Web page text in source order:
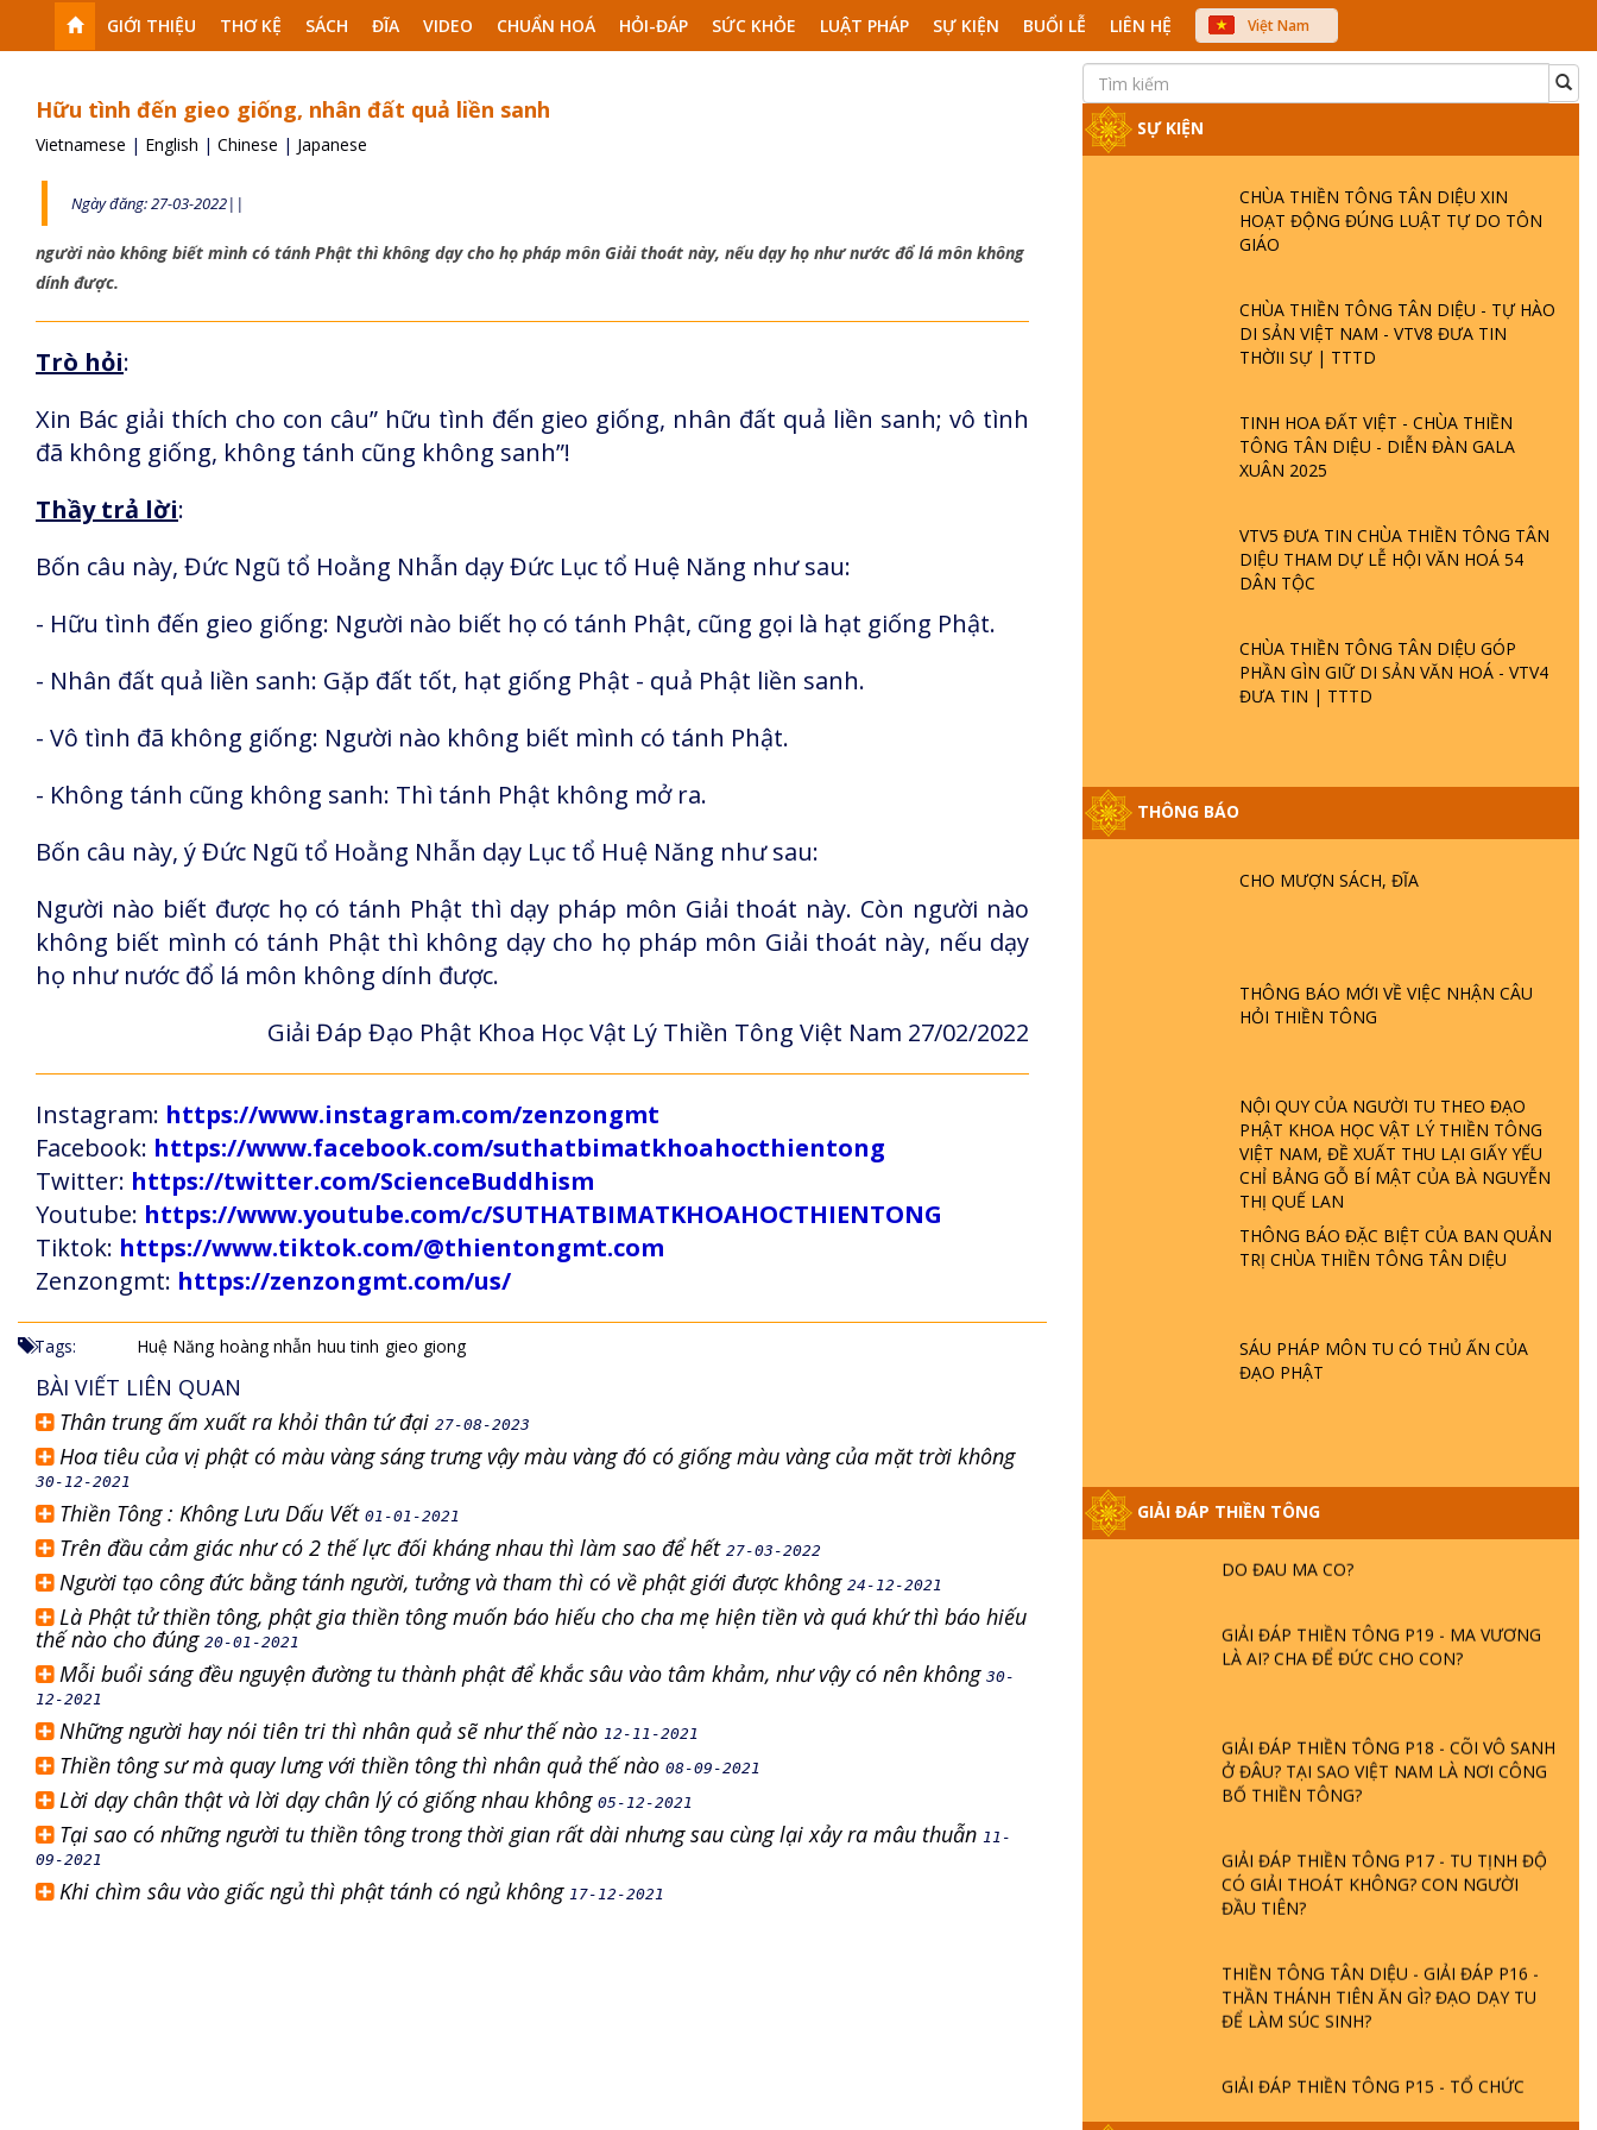
GIỚI THIỆU THƠ KỆ SÁCH ĐĨA VIDEO CHUẨN HOÁ HỎI-ĐÁP SỨC KHỎE LUẬT PHÁP SỰ KIỆN BUỔI LỄ LIÊN HỆ
Việt Nam
中文
Hữu tình đến gieo giống, nhân đất quả liền sanh
Vietnamese | English | Chinese | Japanese
Ngày đăng: 27-03-2022||
người nào không biết mình có tánh Phật thì không dạy cho họ pháp môn Giải thoát này, nếu dạy họ như nước đổ lá môn không
dính được.
Trò hỏi:
Xin Bác giải thích cho con câu” hữu tình đến gieo giống, nhân đất quả liền sanh; vô tình
đã không giống, không tánh cũng không sanh”!
Thầy trả lời:
Bốn câu này, Đức Ngũ tổ Hoằng Nhẫn dạy Đức Lục tổ Huệ Năng như sau:
- Hữu tình đến gieo giống: Người nào biết họ có tánh Phật, cũng gọi là hạt giống Phật.
- Nhân đất quả liền sanh: Gặp đất tốt, hạt giống Phật - quả Phật liền sanh.
- Vô tình đã không giống: Người nào không biết mình có tánh Phật.
- Không tánh cũng không sanh: Thì tánh Phật không mở ra.
Bốn câu này, ý Đức Ngũ tổ Hoằng Nhẫn dạy Lục tổ Huệ Năng như sau:
Người nào biết được họ có tánh Phật thì dạy pháp môn Giải thoát này. Còn người nào
không biết mình có tánh Phật thì không dạy cho họ pháp môn Giải thoát này, nếu dạy
họ như nước đổ lá môn không dính được.
Giải Đáp Đạo Phật Khoa Học Vật Lý Thiền Tông Việt Nam 27/02/2022
Instagram: https://www.instagram.com/zenzongmt
Facebook: https://www.facebook.com/suthatbimatkhoahocthientong
Twitter: https://twitter.com/ScienceBuddhism
Youtube: https://www.youtube.com/c/SUTHATBIMATKHOAHOCTHIENTONG
Tiktok: https://www.tiktok.com/@thientongmt.com
Zenzongmt: https://zenzongmt.com/us/
Tags: Huệ Năng hoàng nhẫn huu tinh gieo giong
BÀI VIẾT LIÊN QUAN
Thân trung ấm xuất ra khỏi thân tứ đại 27-08-2023
Hoa tiêu của vị phật có màu vàng sáng trưng vậy màu vàng đó có giống màu vàng của mặt trời không
30-12-2021
Thiền Tông : Không Lưu Dấu Vết 01-01-2021
Trên đầu cảm giác như có 2 thế lực đối kháng nhau thì làm sao để hết 27-03-2022
Người tạo công đức bằng tánh người, tưởng và tham thì có về phật giới được không 24-12-2021
Là Phật tử thiền tông, phật gia thiền tông muốn báo hiếu cho cha mẹ hiện tiền và quá khứ thì báo hiếu
thế nào cho đúng 20-01-2021
Mỗi buổi sáng đều nguyện đường tu thành phật để khắc sâu vào tâm khảm, như vậy có nên không 30-
12-2021
Những người hay nói tiên tri thì nhân quả sẽ như thế nào 12-11-2021
Thiền tông sư mà quay lưng với thiền tông thì nhân quả thế nào 08-09-2021
Lời dạy chân thật và lời dạy chân lý có giống nhau không 05-12-2021
Tại sao có những người tu thiền tông trong thời gian rất dài nhưng sau cùng lại xảy ra mâu thuẫn 11-
09-2021
Khi chìm sâu vào giấc ngủ thì phật tánh có ngủ không 17-12-2021
SỰ KIỆN
CHÙA THIỀN TÔNG TÂN DIỆU XIN
HOẠT ĐỘNG ĐÚNG LUẬT TỰ DO TÔN
GIÁO
CHÙA THIỀN TÔNG TÂN DIỆU - TỰ HÀO
DI SẢN VIỆT NAM - VTV8 ĐƯA TIN
THỜII SỰ | TTTD
TINH HOA ĐẤT VIỆT - CHÙA THIỀN
TÔNG TÂN DIỆU - DIỄN ĐÀN GALA
XUÂN 2025
VTV5 ĐƯA TIN CHÙA THIỀN TÔNG TÂN
DIỆU THAM DỰ LỄ HỘI VĂN HOÁ 54
DÂN TỘC
CHÙA THIỀN TÔNG TÂN DIỆU GÓP
PHẦN GÌN GIỮ DI SẢN VĂN HOÁ - VTV4
ĐƯA TIN | TTTD
THÔNG BÁO
CHO MƯỢN SÁCH, ĐĨA
THÔNG BÁO MỚI VỀ VIỆC NHẬN CÂU
HỎI THIỀN TÔNG
NỘI QUY CỦA NGƯỜI TU THEO ĐẠO
PHẬT KHOA HỌC VẬT LÝ THIỀN TÔNG
VIỆT NAM, ĐỀ XUẤT THU LẠI GIẤY YẾU
CHỈ BẢNG GỖ BÍ MẬT CỦA BÀ NGUYỄN
THỊ QUẾ LAN
THÔNG BÁO ĐẶC BIỆT CỦA BAN QUẢN
TRỊ CHÙA THIỀN TÔNG TÂN DIỆU
SÁU PHÁP MÔN TU CÓ THỦ ẤN CỦA
ĐẠO PHẬT
GIẢI ĐÁP THIỀN TÔNG
HỘI GÌ? TỬ VÌ ĐẠO
PHẬT GIỚI CÓ THỜI GIAN KHÔNG? |
TTTD
LÀ AI? QUỶ SA TĂNG? | TTTD
GIẢI ĐÁP THIỀN TÔNG ĐẶC BIỆT P22 - TẠI
SAO TRÁI ĐẤT NHIỀU THIÊN TAI - LŨ LỤT
- HỎA HOẠN | TTTD
GIẢI ĐÁP THIỀN TÔNG ĐẶC BIỆT PHẦN 20
GIẢI ĐÁP THIỀN TÔNG P19 - MA VƯƠNG
LÀ AI? CHA ĐỂ ĐỨC CHO CON?
GIẢI ĐÁP THIỀN TÔNG P18 - CÕI VÔ SANH
Ở ĐÂU? TẠI SAO VIỆT NAM LÀ NƠI CÔNG
BỐ THIỀN TÔNG?
GIẢI ĐÁP THIỀN TÔNG P17 - TU TỊNH ĐỘ
CÓ GIẢI THOÁT KHÔNG? CON NGƯỜI
ĐẦU TIÊN?
THIỀN TÔNG TÂN DIỆU - GIẢI ĐÁP P16 -
THẦN THÁNH TIÊN ĂN GÌ? ĐẠO DẠY TU
ĐỂ LÀM SÚC SINH?
GIẢI ĐÁP THIỀN TÔNG P15 - TỔ CHỨC
LOÀI CÔ HỒN - GIÁO LÝ ĐẠO PHẬT KHI
NÀO XUẤT BẢN